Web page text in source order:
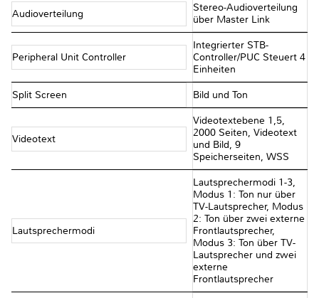
Audioverteilung
Stereo-Audioverteilung
über Master Link
Peripheral Unit Controller
Integrierter STB-
Controller/PUC Steuert 4
Einheiten
Split Screen Bild und Ton
Videotext
Videotextebene 1,5,
2000 Seiten, Videotext
und Bild, 9
Speicherseiten, WSS
Lautsprechermodi
Lautsprechermodi 1-3,
Modus 1: Ton nur über
TV-Lautsprecher, Modus
2: Ton über zwei externe
Frontlautsprecher,
Modus 3: Ton über TV-
Lautsprecher und zwei
externe
Frontlautsprecher